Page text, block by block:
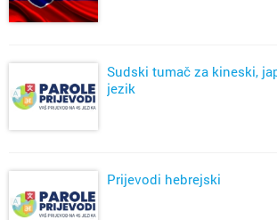
Sudski tumač za kineski,
jezik
Prijevodi hebrejski